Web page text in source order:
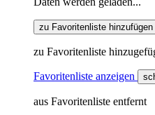
zu Favoritenliste hinzufügen
zu Favoritenliste
Favoritenliste anzeigen
aus Favoritenliste entfernt